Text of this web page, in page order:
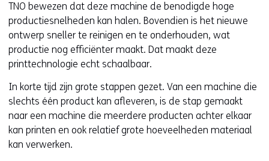
TNO bewezen dat deze machine de benodigde hoge
productiesnelheden kan halen. Bovendien is het nieuwe
ontwerp sneller te reinigen en te onderhouden, wat
productie nog efficiënter maakt. Dat maakt deze
printtechnologie echt schaalbaar.
In korte tijd zijn grote stappen gezet. Van een machine die
slechts één product kan afleveren, is de stap gemaakt
naar een machine die meerdere producten achter elkaar
kan printen en ook relatief grote hoeveelheden materiaal
kan verwerken.